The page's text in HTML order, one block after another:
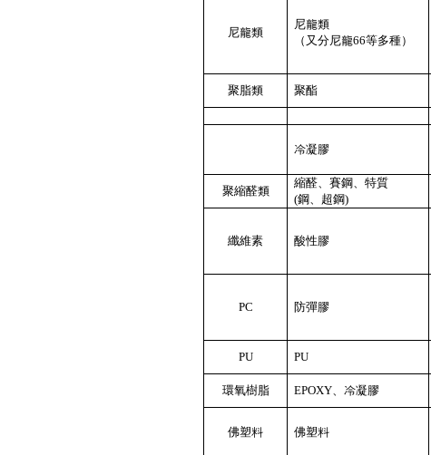
尼龍類
尼龍類
（又分尼龍66等多種）
聚脂類
聚酯
冷凝膠
聚縮醛類
縮醛、賽鋼、特質
(鋼、超鋼)
纖維素 酸性膠
PC 防彈膠
PU
PU
環氧樹脂
EPOXY 、冷凝膠
佛塑料 佛塑料